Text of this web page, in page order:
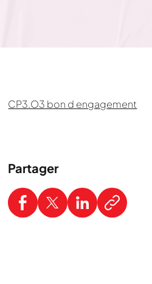
CP3.O3 bon d engagement
Partager